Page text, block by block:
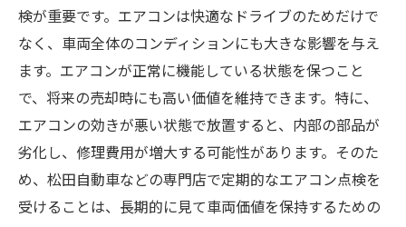
検が重要です。エアコンは快適なドライブのためだけで
なく、車両全体のコンディションにも大きな影響を与え
ます。エアコンが正常に機能している状態を保つこと
で、将来の売却時にも高い価値を維持できます。特に、
エアコンの効きが悪い状態で放置すると、内部の部品が
劣化し、修理費用が増大する可能性があります。そのた
め、松田自動車などの専門店で定期的なエアコン点検を
受けることは、長期的に見て車両価値を保持するための